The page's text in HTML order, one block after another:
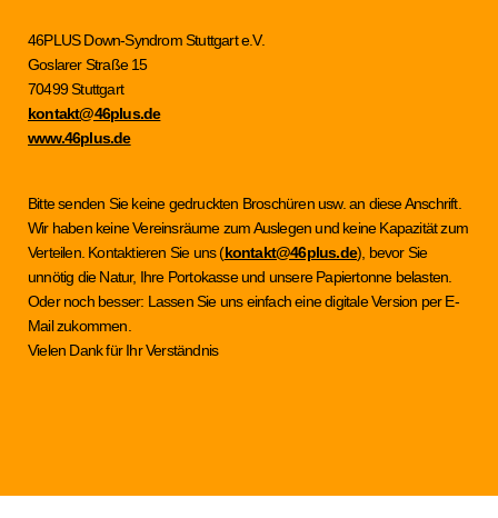
46PLUS Down-Syndrom Stuttgart e.V.
Goslarer Straße 15
70499 Stuttgart
kontakt@46plus.de
www.46plus.de
Bitte senden Sie keine gedruckten Broschüren usw. an diese Anschrift.
Wir haben keine Vereinsräume zum Auslegen und keine Kapazität zum
Verteilen. Kontaktieren Sie uns (kontakt@46plus.de), bevor Sie
unnötig die Natur, Ihre Portokasse und unsere Papiertonne belasten.
Oder noch besser: Lassen Sie uns einfach eine digitale Version per E-
Mail zukommen.
Vielen Dank für Ihr Verständnis